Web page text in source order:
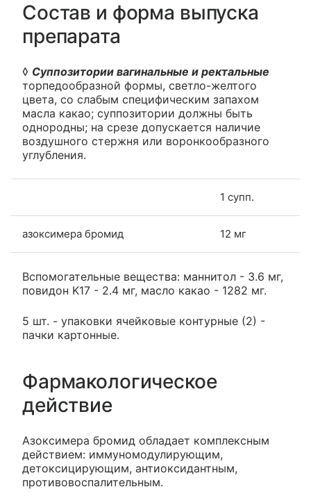
Состав и форма выпуска
препарата
◊ Суппозитории вагинальные и ректальные
торпедообразной формы, светло-желтого
цвета, со слабым специфическим запахом
масла какао; суппозитории должны быть
однородны; на срезе допускается наличие
воздушного стержня или воронкообразного
углубления.
1 супп.
азоксимера бромид 12 мг
Вспомогательные вещества: маннитол - 3.6 мг,
повидон K17 - 2.4 мг, масло какао - 1282 мг.
5 шт. - упаковки ячейковые контурные (2) -
пачки картонные.
Фармакологическое
действие
Азоксимера бромид обладает комплексным
действием: иммуномодулирующим,
детоксицирующим, антиоксидантным,
противовоспалительным.